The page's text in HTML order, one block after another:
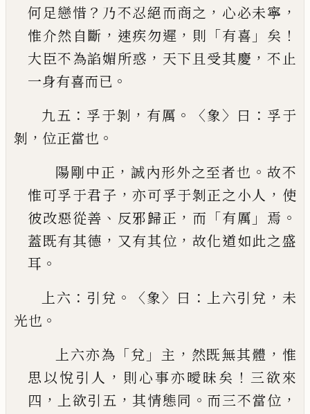
何足戀惜 ？ 乃不忍絕而商之 ， 心必未寧 ，
惟介然自斷 ， 速疾勿遲 ， 則 「有喜 」 矣 ！
大臣不為諂媚所惑 ， 天下且受其慶 ， 不止
一身有喜而已 。
九五 ： 孚于剝 ， 有厲 。〈象〉 曰 ： 孚于
剝 ， 位正當也 。
陽剛中正 ，誠內形外之至者也 。 故不
惟可孚于君子 ，亦可孚于剝正之小人 ， 使
彼改惡從善 、 反邪歸正 ， 而 「有厲 」 焉 。
蓋既有其德 ， 又有其位 ， 故化道如此之盛
耳 。
上六 ： 引兌 。〈象〉 曰 ： 上六引兌 ， 未
光也 。
上六亦為 「兌 」 主 ， 然既無其體 ， 惟
思以悅引人 ， 則心事亦曖昧矣 ！ 三欲來
四 ， 上欲引五 ，其情態同 。 而三不當位 ，